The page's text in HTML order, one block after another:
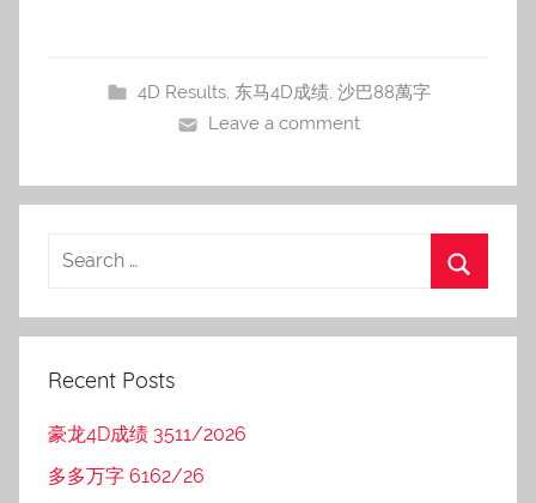
4D Results, 东马4D成绩,沙巴88萬字
Leave a comment
Recent Posts
豪龙4D成绩 3511/2026
多多万字 6162/26